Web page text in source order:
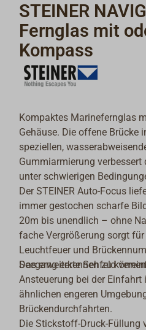
STEINER
Fernglas mit
Kompass
Kompaktes Marinefernglas
Gehäuse. Die offene Brücke
speziellen,
Gummiarmierung
unter schwierigen
Der STEINER Auto-Focus
immer gestochen scharfe
20m bis unendlich – ohne
facheVergrößerung sorgt für
Leuchtfeuer und
Seegang erkennen zu
Das erweiterteSehfeld
Ansteuerung bei der Einfahrt
ähnlichen engeren
Brückendurchfahrten.
Die Stickstoff-Druck-Füllung